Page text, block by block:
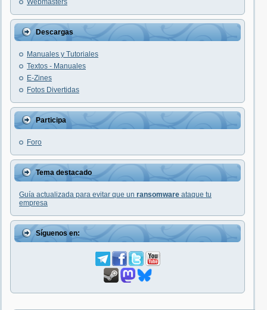
Webmasters
Descargas
Manuales y Tutoriales
Textos - Manuales
E-Zines
Fotos Divertidas
Participa
Foro
Tema destacado
Guía actualizada para evitar que un ransomware ataque tu
empresa
Síguenos en: